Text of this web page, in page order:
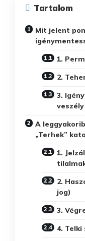
Tartalom
Mit jelent
1.
2.
3.
veszély
A
„Terhek”
1.
2.
jog)
3.
4. Telki